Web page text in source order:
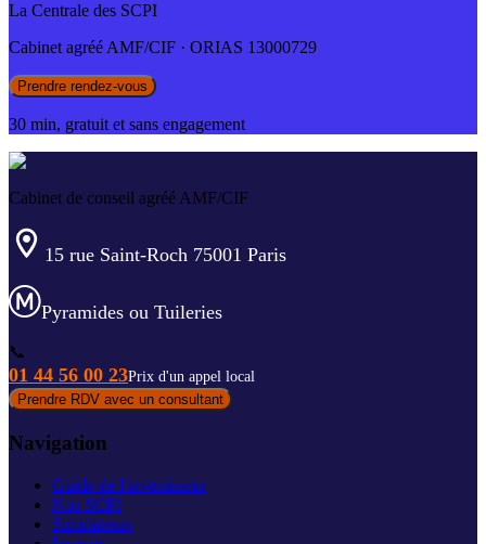
La Centrale des SCPI
Cabinet agréé AMF/CIF · ORIAS 13000729
Prendre rendez-vous
30 min, gratuit et sans engagement
Cabinet de conseil agréé AMF/CIF
15 rue Saint-Roch 75001 Paris
Pyramides ou Tuileries
📞
01 44 56 00 23Prix d'un appel local
Prendre RDV avec un consultant
Navigation
Guide de l'investisseur
Nos SCPI
Simulateurs